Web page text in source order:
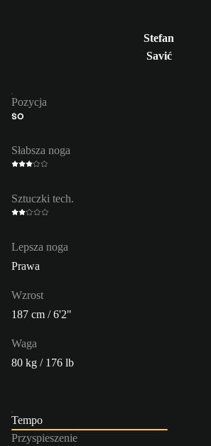
Stefan
Savić
Pozycja
ŚO
Słabsza noga
Sztuczki tech.
Lepsza noga
Prawa
Wzrost
187 cm / 6'2"
Waga
80 kg / 176 lb
Tempo
Przyspieszenie